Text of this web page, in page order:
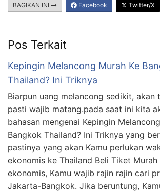
BAGIKAN INI Facebook Twitter/X
Pos Terkait
Kepingin Melancong Murah Ke
Thailand? Ini Triknya
Biarpun uang melancong sedikit, akan
pasti wajib matang.pada saat ini kita
bahasan mengenai Kepingin
Bangkok Thailand? Ini Triknya yang
pastinya yang akan Kamu perlukan
ekonomis ke Thailand Beli Tiket Murah
ekonomis, Kamu wajib rajin rajin cari
Jakarta-Bangkok. Jika beruntung,